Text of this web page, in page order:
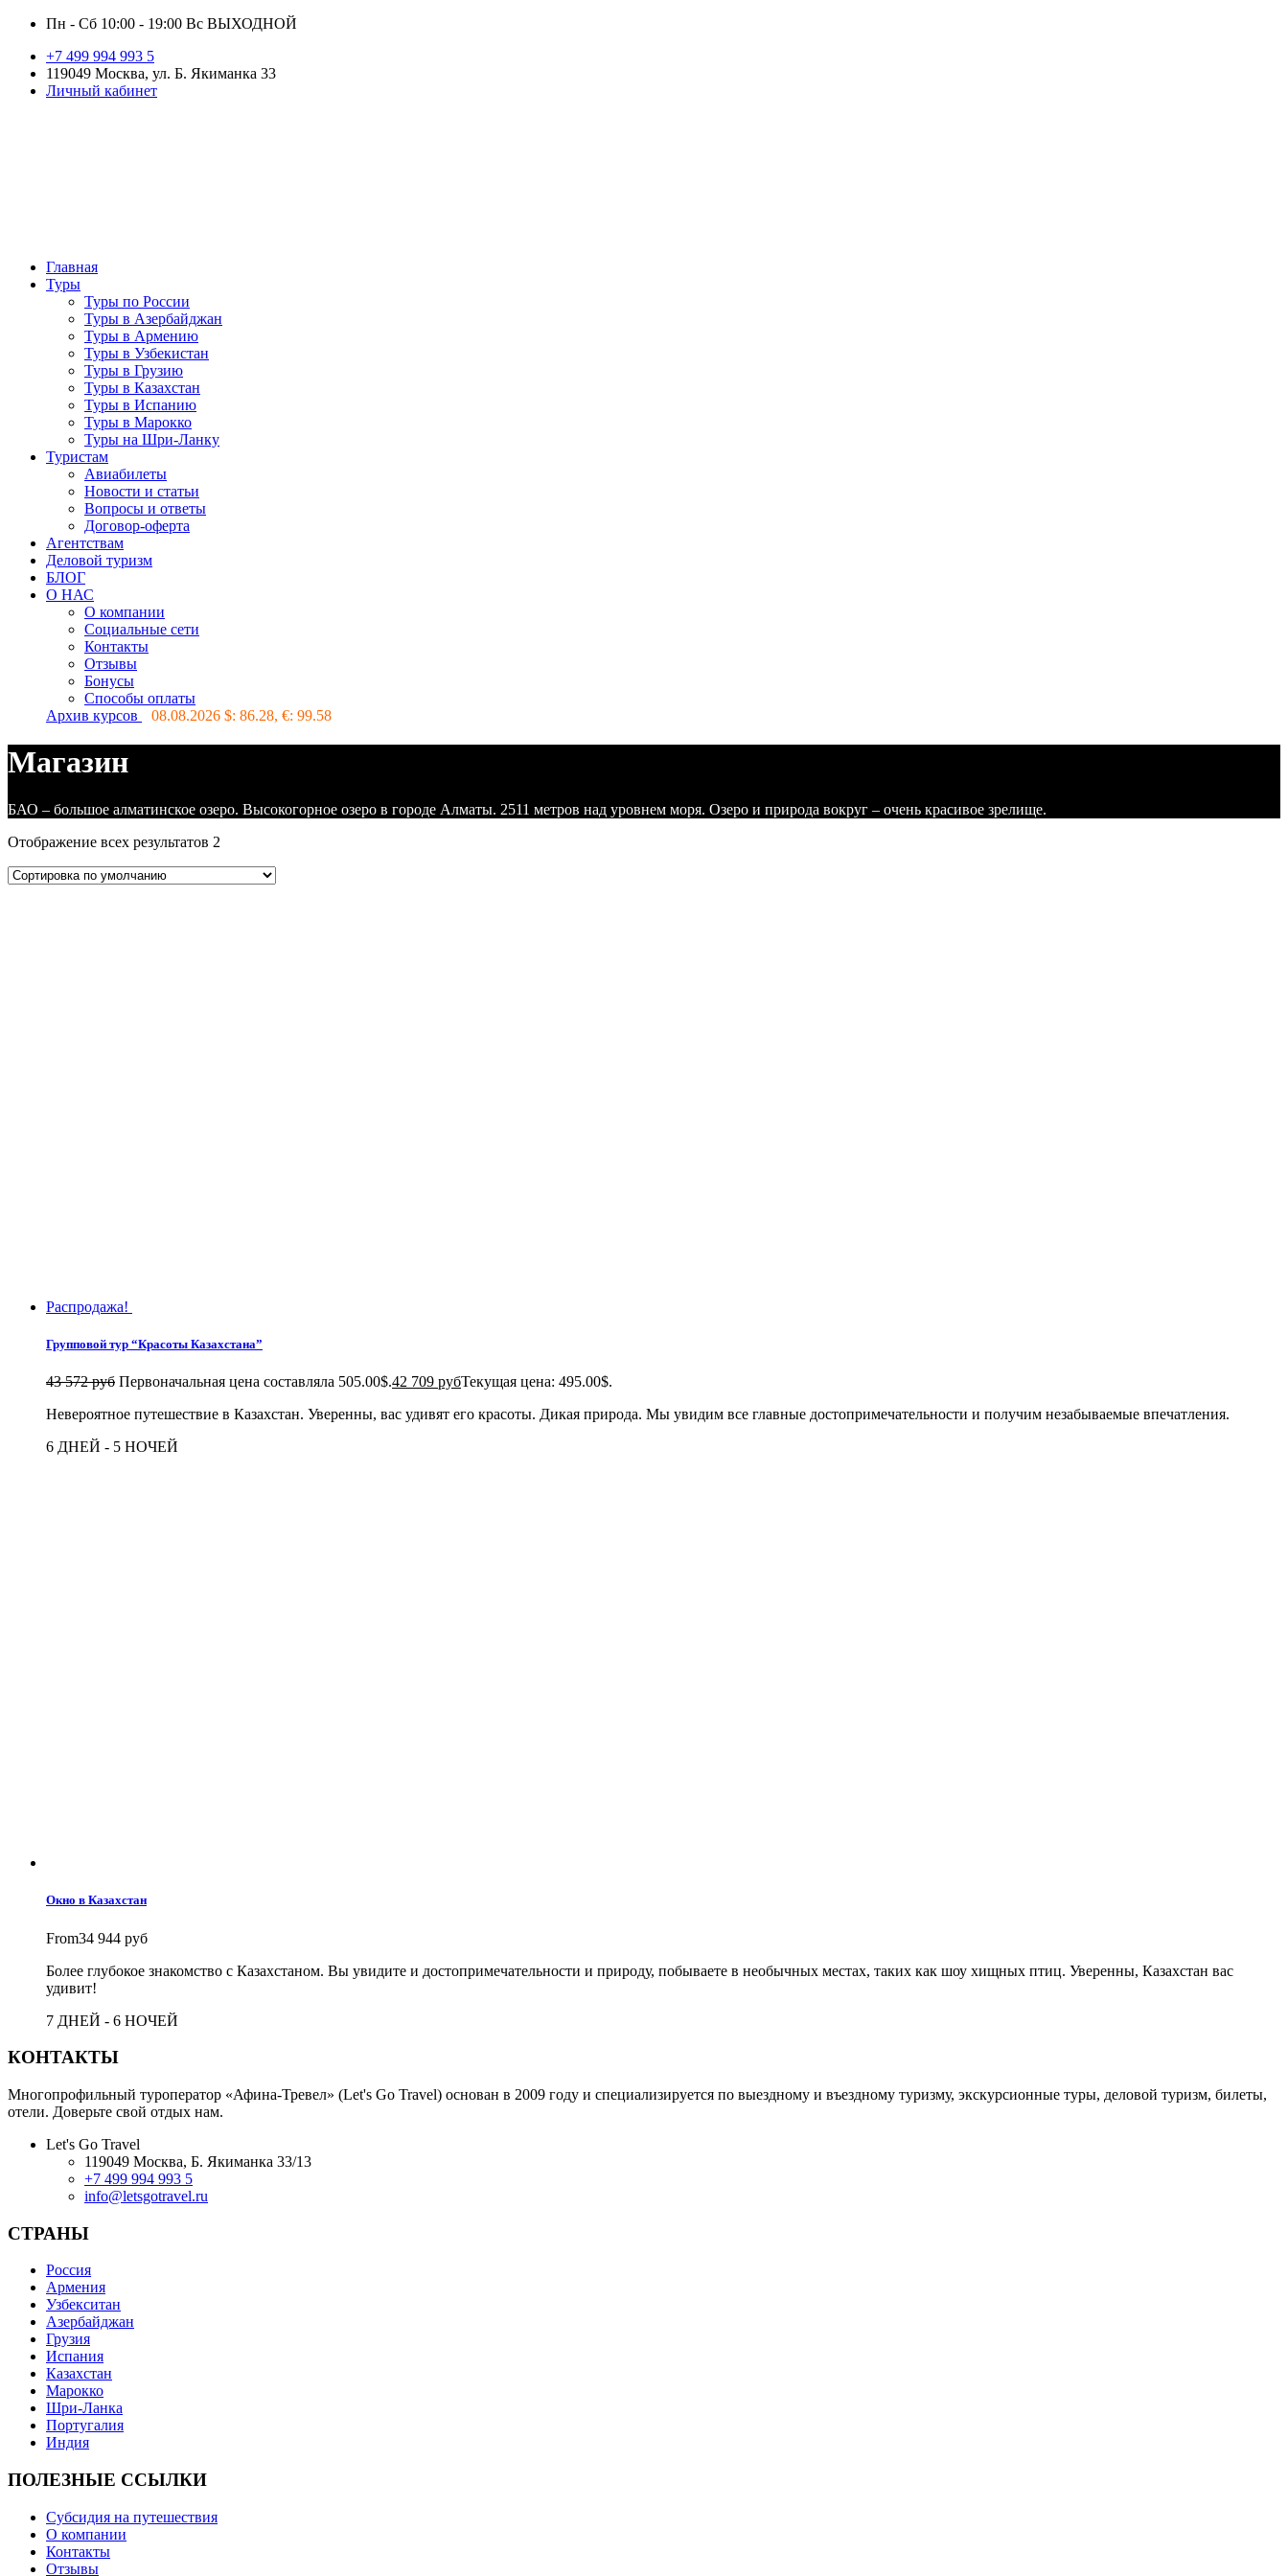
Пн - Сб 10:00 - 19:00 Вс ВЫХОДНОЙ
+7 499 994 993 5
119049 Москва, ул. Б. Якиманка 33
Личный кабинет
Главная
Туры
Туры по России
Туры в Азербайджан
Туры в Армению
Туры в Узбекистан
Туры в Грузию
Туры в Казахстан
Туры в Испанию
Туры в Марокко
Туры на Шри-Ланку
Туристам
Авиабилеты
Новости и статьи
Вопросы и ответы
Договор-оферта
Агентствам
Деловой туризм
БЛОГ
О НАС
О компании
Социальные сети
Контакты
Отзывы
Бонусы
Способы оплаты
Архив курсов
08.08.2026 $: 86.28, €: 99.58
Магазин
БАО – большое алматинское озеро. Высокогорное озеро в городе Алматы. 2511 метров над уровнем моря. Озеро и природа вокруг – очень красивое зрелище.
Отображение всех результатов 2
Распродажа!
Групповой тур “Красоты Казахстана”
43 572 руб Первоначальная цена составляла 505.00$.42 709 рубТекущая цена: 495.00$.
Невероятное путешествие в Казахстан. Уверенны, вас удивят его красоты. Дикая природа. Мы увидим все главные достопримечательности и получим незабываемые впечатления.
6 ДНЕЙ - 5 НОЧЕЙ
Окно в Казахстан
From34 944 руб
Более глубокое знакомство с Казахстаном. Вы увидите и достопримечательности и природу, побываете в необычных местах, таких как шоу хищных птиц. Уверенны, Казахстан вас
удивит!
7 ДНЕЙ - 6 НОЧЕЙ
КОНТАКТЫ
Многопрофильный туроператор «Афина-Тревел» (Let's Go Travel) основан в 2009 году и специализируется по выездному и въездному туризму, экскурсионные туры, деловой туризм, билеты,
отели. Доверьте свой отдых нам.
Let's Go Travel
119049 Москва, Б. Якиманка 33/13
+7 499 994 993 5
info@letsgotravel.ru
СТРАНЫ
Россия
Армения
Узбекситан
Азербайджан
Грузия
Испания
Казахстан
Марокко
Шри-Ланка
Португалия
Индия
ПОЛЕЗНЫЕ ССЫЛКИ
Субсидия на путешествия
О компании
Контакты
Отзывы